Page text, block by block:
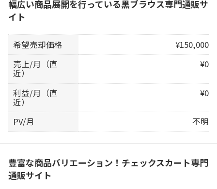
幅広い商品展開を行っている黒ブラウス専門通販サ
イト
希望売却価格
¥150,000
売上/月（直
近）
¥0
利益/月（直
近）
¥0
PV/月 不明
豊富な商品バリエーション！チェックスカート専門
通販サイト